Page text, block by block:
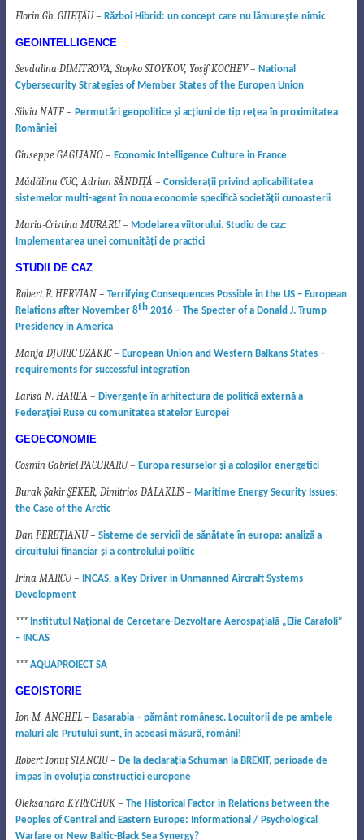
Florin Gh. GHEŢĂU – Război Hibrid: un concept care nu l ămureşte nimic
GEOINTELLIGENCE
Sevdalina DIMITROVA, Stoyko STOYKOV, Yosif KOCHEV – National
Cybersecurity Strategies of Member States of the Europen Union
Silviu NATE – Permutări geopolitice şi acţiuni de tip reţea în proximitatea
României
Giuseppe GAGLIANO – Economic Intelligence Culture in France
Mădălina CUC, Adrian SĂNDIŢĂ – Consideraţii privind aplicabilitatea
sistemelor multi-agent în noua economie specificăsocietăţii cunoaşterii
Maria-Cristina MURARU – Modelarea viitorului. Studiu de caz:
Implementarea unei comunităţi de practici
STUDII DE CAZ
Robert R. HERVIAN – Terrifying Consequences Possible in the US – European
Relations after November 8th2016 – The Specter of a Donald J. Trump
Presidency in America
Manja DJURIC DZAKIC – European Union and Western Balkans States –
requirements for successful integration
Larisa N. HAREA – Divergenţe în arhitectura de politicăexternăa
Federaţiei Ruse cu comunitatea statelor Europei
GEOECONOMIE
Cosmin Gabriel PACURARU – Europa resurselor şi a coloşilor energetici
Burak Şakir ŞEKER, Dimitrios DALAKLIS – Maritime Energy Security Issues:
the Case of the Arctic
Dan PEREŢIANU – Sisteme de servicii de sănătate în europa: analizăa
circuitului financiar şi a controlului politic
Irina MARCU –
INCAS, a Key Driver in Unmanned Aircraft Systems
Development
*** Institutul Naţional de Cercetare-Dezvoltare Aerospaţială „Elie Carafoli”
– INCAS
*** AQUAPROIECT SA
GEOISTORIE
Ion M. ANGHEL – Basarabia – pământ românesc. Locuitorii de pe ambele
maluri ale Prutului sunt, în aceeaşi măsură, români!
Robert Ionuţ STANCIU – De la declaraţia Schuman la BREXIT, perioade de
impas în evoluţia construcţiei europene
Oleksandra KYRYCHUK – The Historical Factor in Relations between the
Peoples of Central and Eastern Europe: Informational / Psychological
Warfare or New Baltic-Black Sea Synergy?